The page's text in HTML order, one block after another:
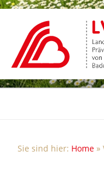
Zum
springen
Sie sind hier: Home »